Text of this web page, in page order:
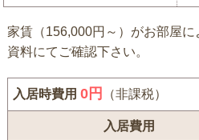
家賃（156,000円～）がお部屋
資料にてご確認下さい。
入居時費用0 円 （非課税）
入居費用